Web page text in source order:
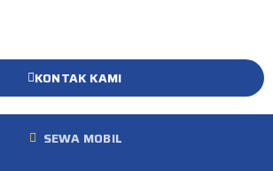
KONTAK KAMI
SEWA MOBIL